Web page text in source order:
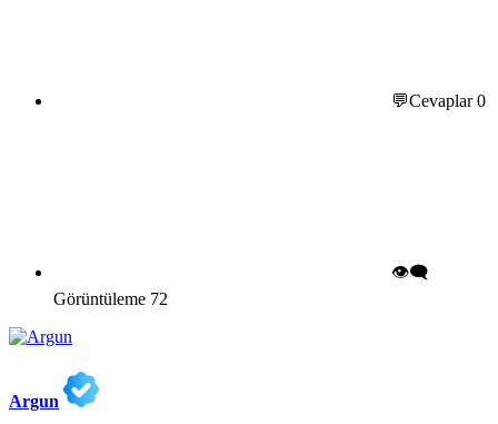
💬Cevaplar0
👁️‍🗨️
Görüntüleme 72
Argun